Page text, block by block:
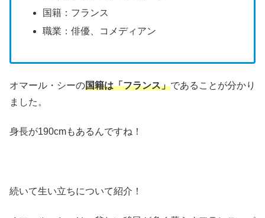
国籍：フランス
職業：俳優、コメディアン
オマール・シーの国籍は「フランス」であることが分かり
ました。
身長が190cmもあるんですね！
続いて生い立ちについて紹介！